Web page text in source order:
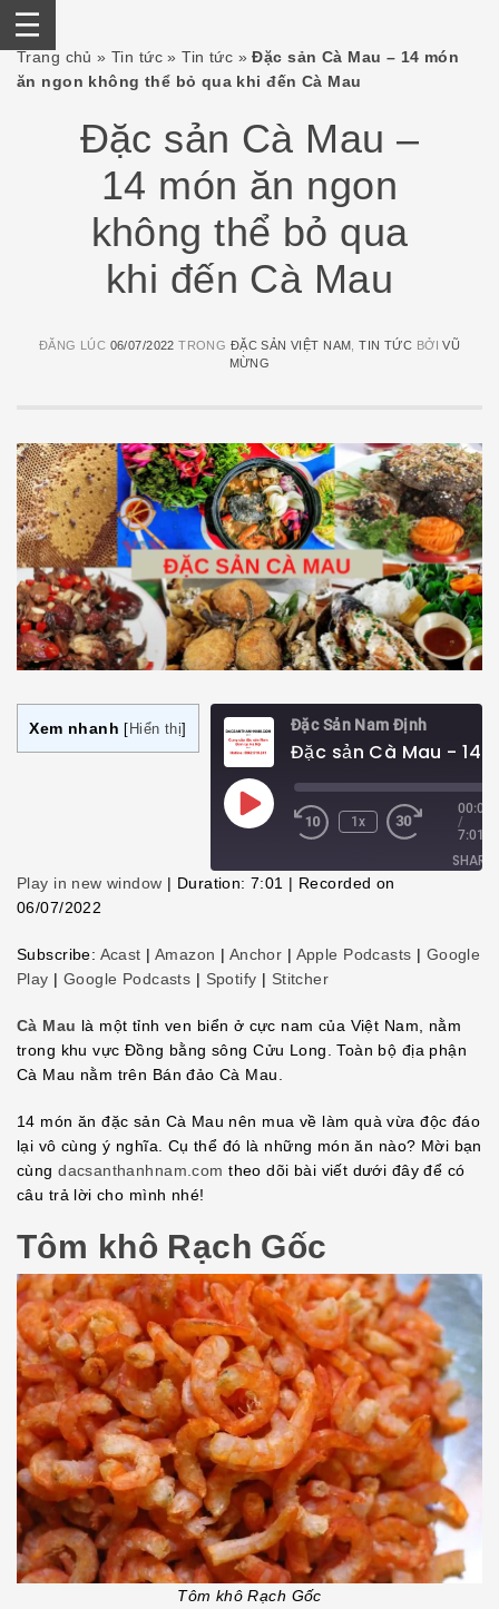
SkipTrang chủ »Tin tức »Tin tức »Đặc sản Cà Mau – 14 món
ăn ngon không thể bỏ qua khi đến Cà Mau
Đặc sản Cà Mau –
14 món ăn ngon
không thể bỏ qua
khi đến Cà Mau
ĐĂNG LÚC 06/07/2022 TRONG ĐẶC SẢN VIỆT NAM ,TIN TỨC BỞIVŨ
MỪNG
Xem nhanh Hiển thị Đặc Sản Nam Định
Play
Episode
1x
00:00
/
7:01
SHARE
LINK
EMBED
Play in new window | Duration: 7:01 | Recorded on
06/07/2022
Subscribe: Acast | Amazon | Anchor | Apple Podcasts | Google
Play | Google Podcasts | Spotify | Stitcher
Cà Mau là một tỉnh ven biển ở cực nam của Việt Nam, nằm
trong khu vực Đồng bằng sông Cửu Long. Toàn bộ địa phận
Cà Mau nằm trên Bán đảo Cà Mau.
14 món ăn đặc sản Cà Mau nên mua về làm quà vừa độc đáo
lại vô cùng ý nghĩa. Cụ thể đó là những món ăn nào? Mời bạn
cùngdacsanthanhnam.com theo dõi bài viết dưới đây để có
câu trả lời cho mình nhé!
Tôm khô Rạch Gốc
Tôm khô Rạch Gốc